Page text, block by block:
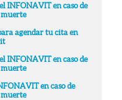
INFONAVIT en caso de
agendar tu cita en
INFONAVIT en caso de
en caso de